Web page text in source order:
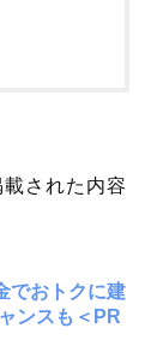
された内容
でおトクに建
ンスも＜PR